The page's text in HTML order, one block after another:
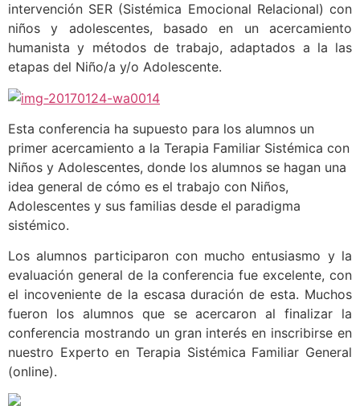
intervención SER (Sistémica Emocional Relacional) con
niños y adolescentes, basado en un acercamiento
humanista y métodos de trabajo, adaptados a la las
etapas del Niño/a y/o Adolescente.
Esta conferencia ha supuesto para los alumnos un
primer acercamiento a la Terapia Familiar Sistémica con
Niños y Adolescentes, donde los alumnos se hagan una
idea general de cómo es el trabajo con Niños,
Adolescentes y sus familias desde el paradigma
sistémico.
Los alumnos participaron con mucho entusiasmo y la
evaluación general de la conferencia fue excelente, con
el incoveniente de la escasa duración de esta. Muchos
fueron los alumnos que se acercaron al finalizar la
conferencia mostrando un gran interés en inscribirse en
nuestro Experto en Terapia Sistémica Familiar General
(online).